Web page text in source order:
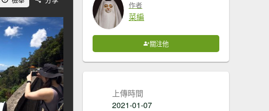
作者
菜編
關注他
上傳時間
2021-01-07